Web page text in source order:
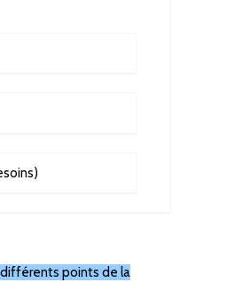
points de la